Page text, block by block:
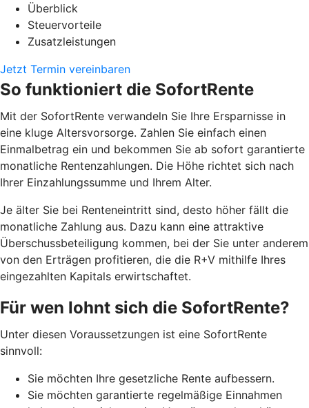
Überblick
Steuervorteile
Zusatzleistungen
Jetzt Termin vereinbaren
So funktioniert die SofortRente
Mit der SofortRente verwandeln Sie Ihre Ersparnisse in
eine kluge Altersvorsorge. Zahlen Sie einfach einen
Einmalbetrag ein und bekommen Sie ab sofort garantierte
monatliche Rentenzahlungen. Die Höhe richtet sich nach
Ihrer Einzahlungssumme und Ihrem Alter.
Je älter Sie bei Renteneintritt sind, desto höher fällt die
monatliche Zahlung aus. Dazu kann eine attraktive
Überschussbeteiligung kommen, bei der Sie unter anderem
von den Erträgen profitieren, die die R+V mithilfe Ihres
eingezahlten Kapitals erwirtschaftet.
Für wen lohnt sich die SofortRente?
Unter diesen Voraussetzungen ist eine SofortRente
sinnvoll:
Sie möchten Ihre gesetzliche Rente aufbessern.
Sie möchten garantierte regelmäßige Einnahmen